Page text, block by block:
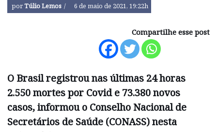
porTúlio Lemos 6 de maio de 2021, 19:22h
Compartilhe esse post
O Brasil registrou nas últimas 24 horas
2.550 mortes por Covid e 73.380 novos
casos, informou o Conselho Nacional de
Secretários de Saúde (CONASS) nesta